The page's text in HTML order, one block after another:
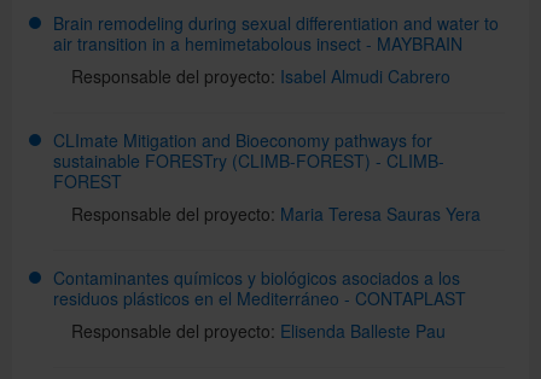
Brain remodeling during sexual differentiation and water to
air transition in a hemimetabolous insect - MAYBRAIN
Responsable del proyecto: Isabel Almudi Cabrero
CLImate Mitigation and Bioeconomy pathways for
sustainable FORESTry (CLIMB-FOREST) - CLIMB-
FOREST
Responsable del proyecto: Maria Teresa Sauras Yera
Contaminantes químicos y biológicos asociados a los
residuos plásticos en el Mediterráneo - CONTAPLAST
Responsable del proyecto: Elisenda Balleste Pau